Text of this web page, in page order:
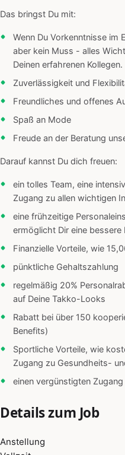
Das bringst Du mit:
Wenn Du Vorkenntnisse im
aber kein Muss - alles
Deinen erfahrenen Kollegen.
Zuverlässigkeit und
Freundliches und offenes
Spaß an Mode
Freude an der Beratung
Darauf kannst Du dich freuen:
ein tolles Team, eine
Zugang zu allen wichtigen
eine frühzeitige
ermöglicht Dir eine bessere
Finanzielle Vorteile, wie
pünktliche Gehaltszahlung
regelmäßig 20%
auf Deine Takko-Looks
Rabatt bei über 150
Benefits)
Sportliche Vorteile, wie
Zugang zu Gesundheits-
einen vergünstigten
Details zum Job
Anstellung